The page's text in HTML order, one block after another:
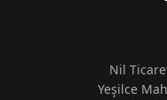
Nil
Yeşilce